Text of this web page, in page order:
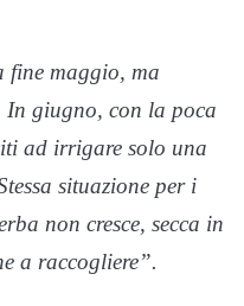
fine maggio, ma
In giugno, con la poca
ad irrigare solo una
situazione per i
non cresce, secca in
a raccogliere”.